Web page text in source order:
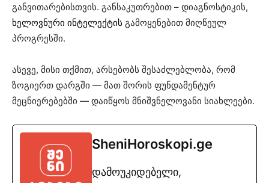
განვითარებისთვის. განსაკუთრებით – დიაგნოსტიკის,
ხელოვნური ინტელექტის გამოყენებით მიღწეულ
პროგრესში.
ასევე, მისი თქმით, არსებობს შესაძლებლობა, რომ
ზოგიერთ დარგში — მათ შორის ფუნდამენტურ
მეცნიერებებში — დაიწყოს მნიშვნელოვანი სიახლეები.
SheniHoroskopi.ge
დამოუკიდებელი,